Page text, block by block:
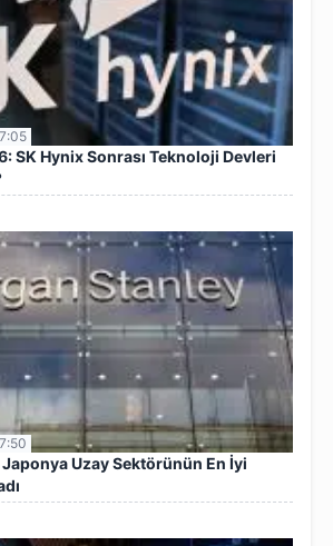
SK Hynix Sonrası Teknoloji Devleri
Uzay Sektörünün En İyi